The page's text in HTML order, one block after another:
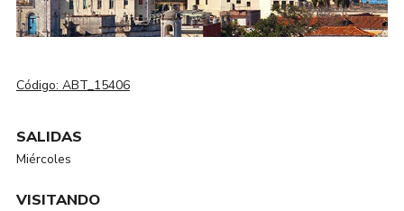
Código: ABT_15406
SALIDAS
Miércoles
VISITANDO